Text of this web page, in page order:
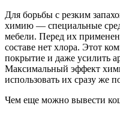
Для борьбы с резким
химию — специальные
мебели. Перед их
составе нет хлора. Этот
покрытие и даже усилить
Максимальный эффект
использовать их сразу же
Чем еще можно вывести